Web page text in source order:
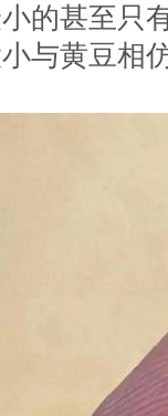
的甚至只
与黄豆相